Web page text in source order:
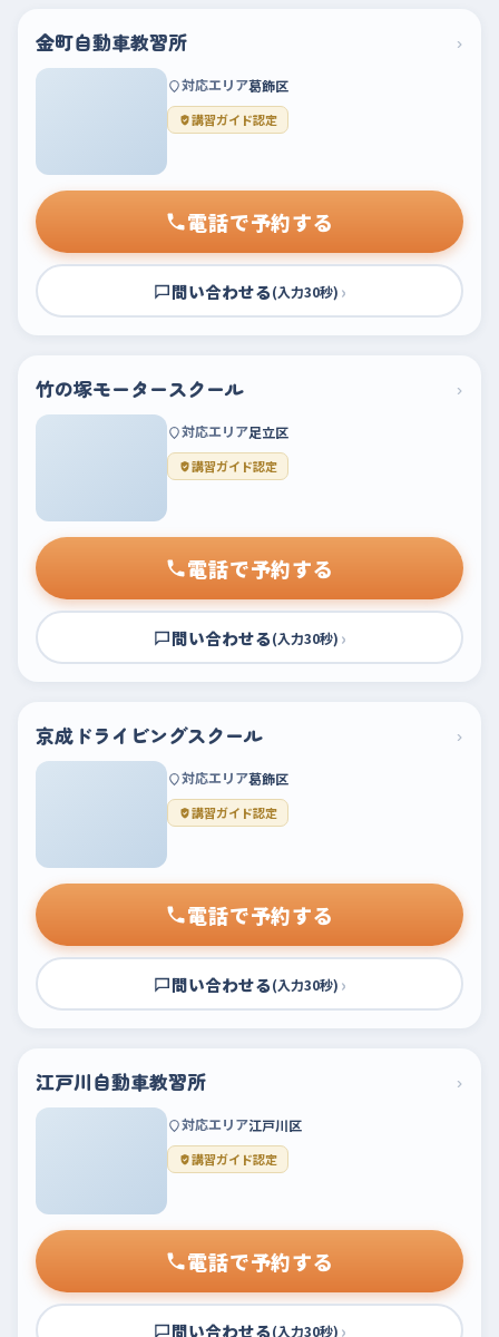
金町自動車教習所 ›
対応エリア葛飾区
講習ガイド認定
電話で予約する
問い合わせる(入力30秒) ›
竹の塚モータースクール ›
対応エリア足立区
講習ガイド認定
電話で予約する
問い合わせる(入力30秒) ›
京成ドライビングスクール ›
対応エリア葛飾区
講習ガイド認定
電話で予約する
問い合わせる(入力30秒) ›
江戸川自動車教習所 ›
対応エリア江戸川区
講習ガイド認定
電話で予約する
問い合わせる(入力30秒) ›